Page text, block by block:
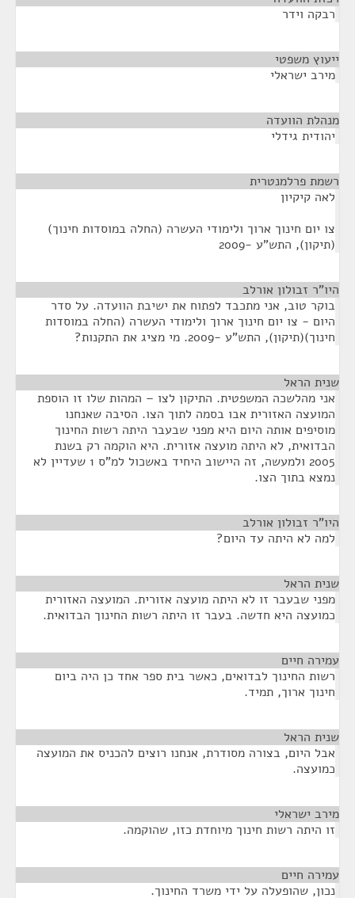
רבקה וידר
ייעוץ משפטי
מירב ישראלי
מנהלת הוועדה
יהודית גידלי
רשמת פרלמנטרית
לאה קיקיון
צו יום חינוך ארוך ולימודי העשרה (החלה במוסדות חינוך)
(תיקון), התש"ע -2009
היו"ר זבולון אורלב
בוקר טוב, אני מתכבד לפתוח את ישיבת הוועדה. על סדר
היום - צו יום חינוך ארוך ולימודי העשרה (החלה במוסדות
חינוך)(תיקון), התש"ע -2009. מי מציג את התקנות?
שנית הראל
אני מהלשכה המשפטית. התיקון לצו – המהות שלו זו הוספת
המועצה האזורית אבו בסמה לתוך הצו. הסיבה שאנחנו
מוסיפים אותה היום היא מפני שבעבר היתה רשות החינוך
הבדואית, לא היתה מועצה אזורית. היא הוקמה רק בשנת
2005 ולמעשה, זה היישוב היחיד באשכול למ"ס 1 שעדיין לא
נמצא בתוך הצו.
היו"ר זבולון אורלב
למה לא היתה עד היום?
שנית הראל
מפני שבעבר זו לא היתה מועצה אזורית. המועצה האזורית
כמועצה היא חדשה. בעבר זו היתה רשות החינוך הבדואית.
עמירה חיים
רשות החינוך לבדואים, כאשר בית ספר אחד כן היה ביום
חינוך ארוך, תמיד.
שנית הראל
אבל היום, בצורה מסודרת, אנחנו רוצים להכניס את המועצה
כמועצה.
מירב ישראלי
זו היתה רשות חינוך מיוחדת כזו, שהוקמה.
עמירה חיים
נכון, שהופעלה על ידי משרד החינוך.